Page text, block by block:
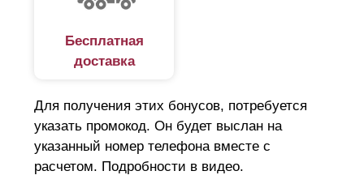
Бесплатная
доставка
Для получения этих бонусов, потребуется
указать промокод. Он будет выслан на
указанный номер телефона вместе с
расчетом. Подробности в видео.